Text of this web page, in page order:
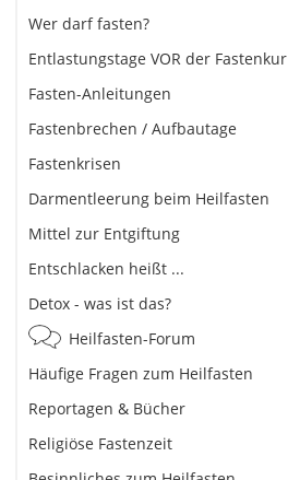
Wer darf fasten?
Entlastungstage VOR der Fastenkur
Fasten-Anleitungen
Fastenbrechen / Aufbautage
Fastenkrisen
Darmentleerung beim Heilfasten
Mittel zur Entgiftung
Entschlacken heißt ...
Detox - was ist das?
Heilfasten-Forum
Häufige Fragen zum Heilfasten
Reportagen & Bücher
Religiöse Fastenzeit